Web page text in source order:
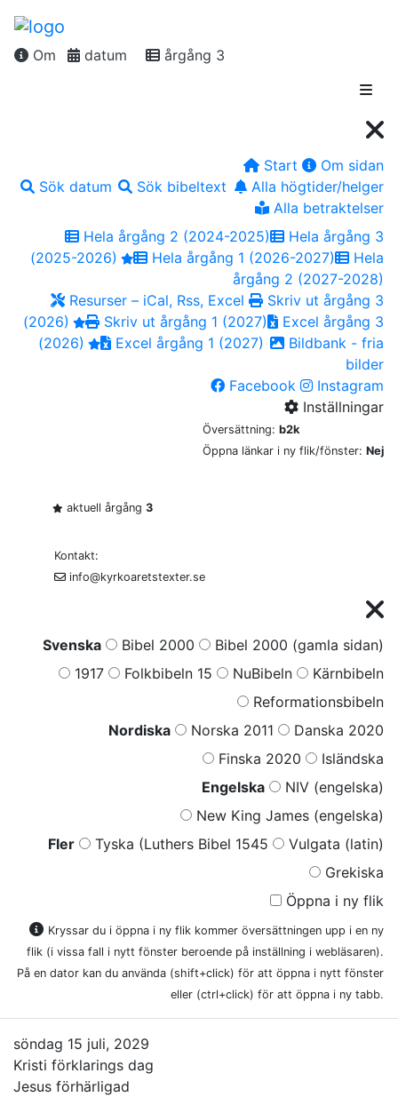
Om datum årgång 3
Start
Om sidan
Sök datum
Sök bibeltext
Alla högtider/helger
Alla betraktelser
Hela årgång 2 (2024-2025)
Hela årgång 3
(2025-2026)
Hela årgång 1 (2026-2027)
Hela
årgång 2 (2027-2028)
Resurser – iCal, Rss, Excel
Skriv ut årgång 3
(2026)
Skriv ut årgång 1 (2027)
Excel årgång 3
(2026)
Excel årgång 1 (2027)
Bildbank - fria
bilder
Facebook
Instagram
Inställningar
Översättning: b2k
Öppna länkar i ny flik/fönster: Nej
aktuell årgång 3
Kontakt:
info@kyrkoaretstexter.se
Svenska Bibel 2000
Bibel 2000 (gamla sidan)
1917
Folkbibeln 15 NuBibeln
Kärnbibeln
Reformationsbibeln
Nordiska
Norska 2011
Danska 2020
Finska 2020
Isländska
Engelska
NIV (engelska)
New King James (engelska)
Fler
Tyska (Luthers Bibel 1545
Vulgata (latin)
Grekiska
Öppna i ny flik
Kryssar du i öppna i ny flik kommer översättningen upp i en ny
flik (i vissa fall i nytt fönster beroende på inställning i webläsaren).
På en dator kan du använda (shift+click) för att öppna i nytt fönster
eller (ctrl+click) för att öppna i ny tabb.
söndag 15 juli, 2029
Kristi förklarings dag
Jesus förhärligad